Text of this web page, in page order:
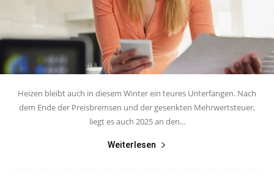
Heizen bleibt auch in diesem Winter ein teures Unterfangen. Nach
dem Ende der Preisbremsen und der gesenkten Mehrwertsteuer,
liegt es auch 2025 an den...
Weiterlesen